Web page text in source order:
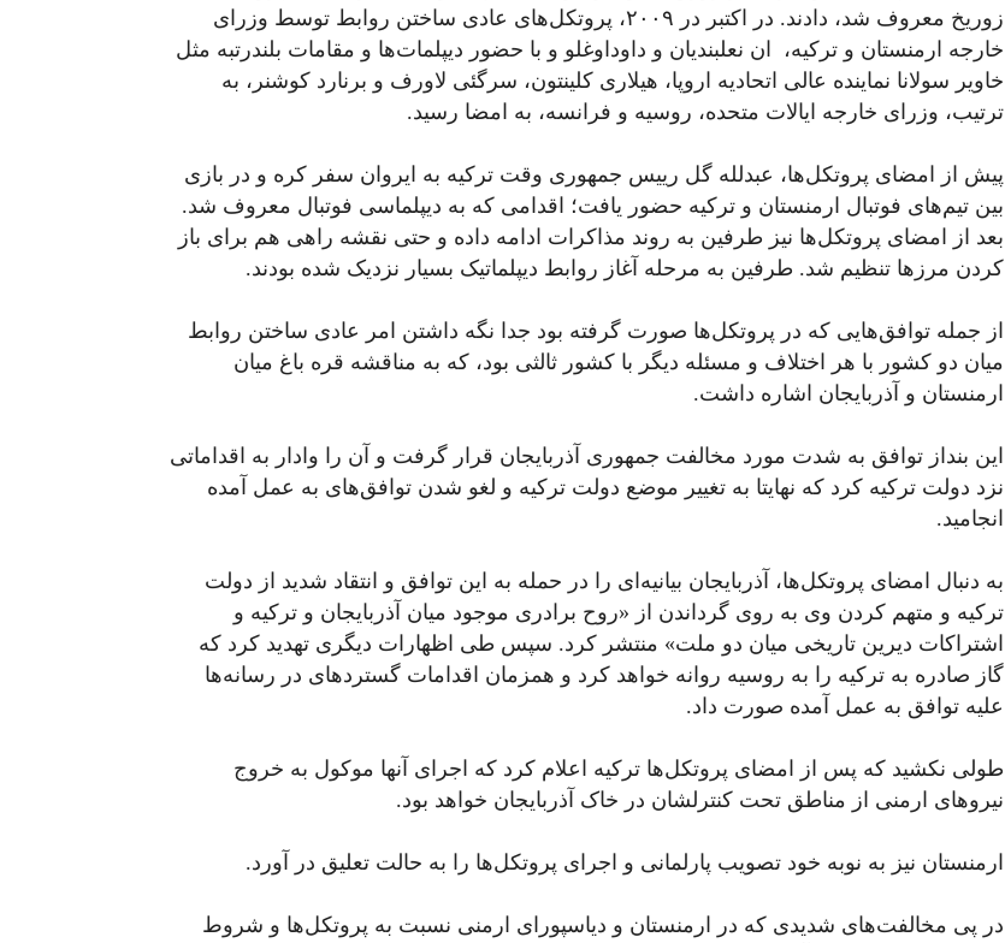
زوریخ معروف شد، دادند. در اکتبر در ۲۰۰۹، پروتکل‌های عادی ساختن روابط توسط وزرای
خارجه ارمنستان و ترکیه، ان نعلبندیان و داوداوغلو و با حضور دیپلمات‌ها و مقامات بلندرتبه مثل
خاویر سولانا نماینده عالی اتحادیه اروپا، هیلاری کلینتون، سرگئی لاورف و برنارد کوشنر، به
ترتیب، وزرای خارجه ایالات متحده، روسیه و فرانسه، به امضا رسید.
پیش از امضای پروتکل‌ها، عبدلله گل رییس جمهوری وقت ترکیه به ایروان سفر کره و در بازی
بین تیم‌های فوتبال ارمنستان و ترکیه حضور یافت؛ اقدامی که به دیپلماسی فوتبال معروف شد.
بعد از امضای پروتکل‌ها نیز طرفین به روند مذاکرات ادامه داده و حتی نقشه راهی هم برای باز
کردن مرزها تنظیم شد. طرفین به مرحله آغاز روابط دیپلماتیک بسیار نزدیک شده بودند.
از جمله توافق‌هایی که در پروتکل‌ها صورت گرفته بود جدا نگه داشتن امر عادی ساختن روابط
میان دو کشور با هر اختلاف و مسئله دیگر با کشور ثالثی بود، که به مناقشه قره باغ میان
ارمنستان و آذربایجان اشاره داشت.
این بنداز توافق به شدت مورد مخالفت جمهوری آذربایجان قرار گرفت و آن را وادار به اقداماتی
نزد دولت ترکیه کرد که نهایتا به تغییر موضع دولت ترکیه و لغو شدن توافق‌های به عمل آمده
انجامید.
به دنبال امضای پروتکل‌ها، آذربایجان بیانیه‌ای را در حمله به این توافق و انتقاد شدید از دولت
ترکیه و متهم کردن وی به روی گرداندن از «روح برادری موجود میان آذربایجان و ترکیه و
اشتراکات دیرین تاریخی میان دو ملت» منتشر کرد. سپس طی اظهارات دیگری تهدید کرد که
گاز صادره به ترکیه را به روسیه روانه خواهد کرد و همزمان اقدامات گستردهای در رسانه‌ها
علیه توافق به عمل آمده صورت داد.
طولی نکشید که پس از امضای پروتکل‌ها ترکیه اعلام کرد که اجرای آنها موکول به خروج
نیروهای ارمنی از مناطق تحت کنترلشان در خاک آذربایجان خواهد بود.
ارمنستان نیز به نوبه خود تصویب پارلمانی و اجرای پروتکل‌ها را به حالت تعلیق در آورد.
در پی مخالفت‌های شدیدی که در ارمنستان و دیاسپورای ارمنی نسبت به پروتکل‌ها و شروط